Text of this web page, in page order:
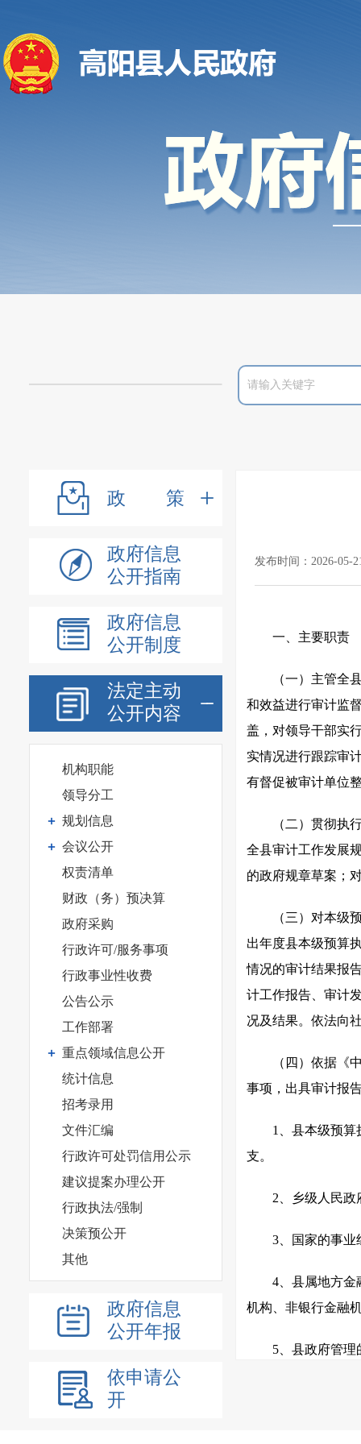
政策
政府信息
公开指南
政府信息
公开制度
法定主动
公开内容
机构职能
领导分工
规划信息
会议公开
权责清单
财政（务）预决算
政府采购
行政许可/服务事项
行政事业性收费
公告公示
工作部署
重点领域信息公开
统计信息
招考录用
文件汇编
行政许可处罚信用公示
建议提案办理公开
行政执法/强制
决策预公开
其他
政府信息
公开年报
依申请公
开
发布时间：2026-05-
一、主要职责
（一）主管全
和效益进行审计监
盖，对领导干部实
实情况进行跟踪审
有督促被审计单位
（二）贯彻执
全县审计工作发展
的政府规章草案；
（三）对本级
出年度县本级预算
情况的审计结果报
计工作报告、审计
况及结果。依法向
（四）依据《
事项，出具审计报
1、县本级预
支。
2、乡级人民
3、国家的事业
4、县属地方金
机构、非银行金融
5、县政府管